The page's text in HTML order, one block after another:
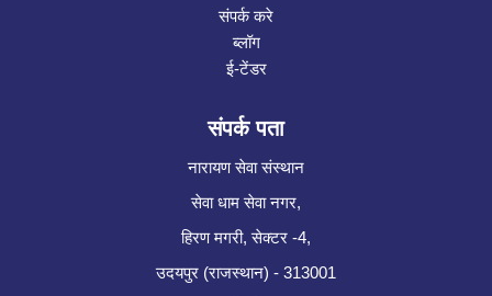
संपर्क करे
ब्लॉग
ई-टेंडर
संपर्क पता
नारायण सेवा संस्थान
सेवा धाम सेवा नगर,
हिरण मगरी, सेक्टर -4,
उदयपुर (राजस्थान) - 313001